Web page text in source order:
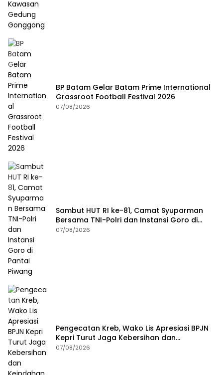
BP Batam Gelar Batam Prime International
Grassroot Football Festival 2026
07/08/2026
Sambut HUT RI ke-81, Camat Syuparman
Bersama TNI-Polri dan Instansi Goro di
Pantai Piwang
07/08/2026
Pengecatan Kreb, Wako Lis Apresiasi BPJN
Kepri Turut Jaga Kebersihan dan
Keindahan Ruas Jalan
07/08/2026